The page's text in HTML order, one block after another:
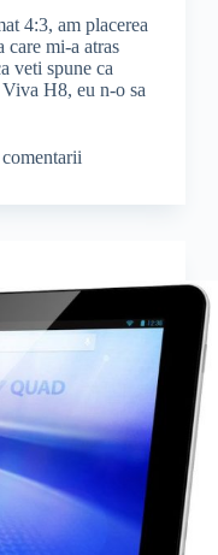
4:3, am placerea
care mi-a atras
veti spune ca
H8, eu n-o sa